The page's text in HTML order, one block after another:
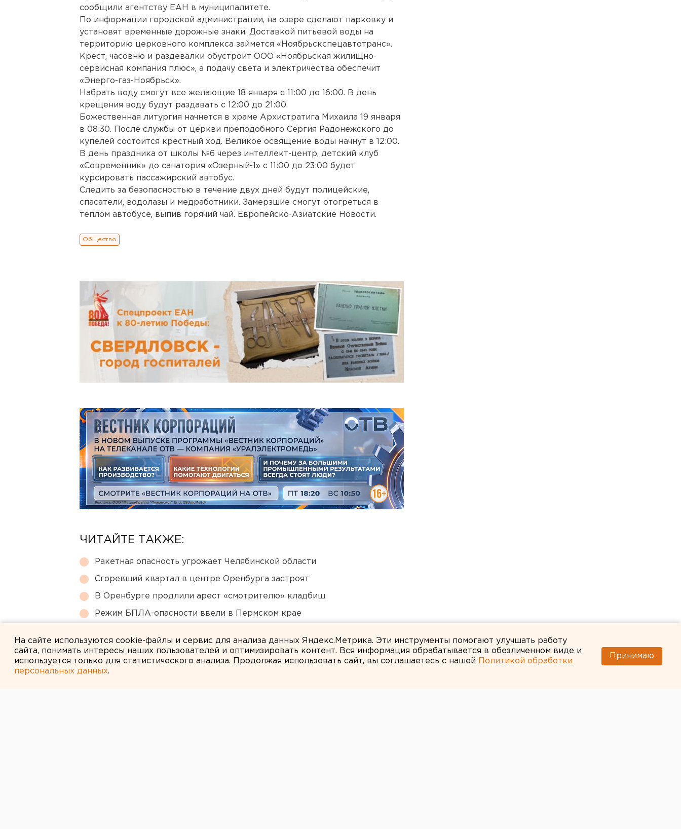
сообщили агентству ЕАН в муниципалитете.
По информации городской администрации, на озере сделают парковку и
установят временные дорожные знаки. Доставкой питьевой воды на
территорию церковного комплекса займется «Ноябрьскспецавтотранс».
Крест, часовню и раздевалки обустроит ООО «Ноябрьская жилищно-
сервисная компания плюс», а подачу света и электричества обеспечит
«Энерго-газ-Ноябрьск».
Набрать воду смогут все желающие 18 января с 11:00 до 16:00. В день
крещения воду будут раздавать с 12:00 до 21:00.
Божественная литургия начнется в храме Архистратига Михаила 19 января
в 08:30. После службы от церкви преподобного Сергия Радонежского до
купелей состоится крестный ход. Великое освящение воды начнут в 12:00.
В день праздника от школы №6 через интеллект-центр, детский клуб
«Современник» до санатория «Озерный-1» с 11:00 до 23:00 будет
курсировать пассажирский автобус.
Следить за безопасностью в течение двух дней будут полицейские,
спасатели, водолазы и медработники. Замерзшие смогут отогреться в
теплом автобусе, выпив горячий чай. Европейско-Азиатские Новости.
Общество
ЧИТАЙТЕ ТАКЖЕ:
Ракетная опасность угрожает Челябинской области
Сгоревший квартал в центре Оренбурга застроят
В Оренбурге продлили арест «смотрителю» кладбищ
Режим БПЛА-опасности ввели в Пермском крае
На сайте используются cookie-файлы и сервис для анализа данных Яндекс.Метрика. Эти инструменты помогают улучшать работу
сайта, понимать интересы наших пользователей и оптимизировать контент. Вся информация обрабатывается в обезличенном виде и
используется только для статистического анализа. Продолжая использовать сайт, вы соглашаетесь с нашей
Политикой обработки
персональных данных.
Принимаю